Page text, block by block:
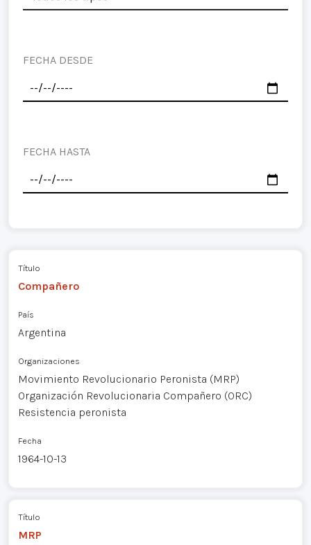
FECHA DESDE
FECHA HASTA
Título
Compañero
País
Argentina
Organizaciones
Movimiento Revolucionario Peronista (MRP)
Organización Revolucionaria Compañero (ORC)
Resistencia peronista
Fecha
1964-10-13
Título
MRP